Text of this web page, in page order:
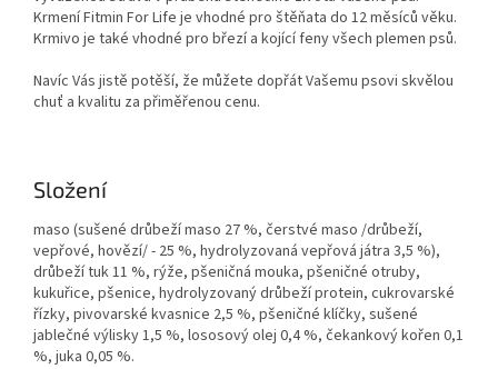
Krmení Fitmin For Life je vhodné pro štěňata do 12 měsíců věku.
Krmivo je také vhodné pro březí a kojící feny všech plemen psů.
Navíc Vás jistě potěší, že můžete dopřát Vašemu psovi skvělou
chuť a kvalitu za přiměřenou cenu.
Složení
maso (sušené drůbeží maso 27 %, čerstvé maso /drůbeží,
vepřové, hovězí/ - 25 %, hydrolyzovaná vepřová játra 3,5 %),
drůbeží tuk 11 %, rýže, pšeničná mouka, pšeničné otruby,
kukuřice, pšenice, hydrolyzovaný drůbeží protein, cukrovarské
řízky, pivovarské kvasnice 2,5 %, pšeničné klíčky, sušené
jablečné výlisky 1,5 %, lososový olej 0,4 %, čekankový kořen 0,1
%, juka 0,05 %.